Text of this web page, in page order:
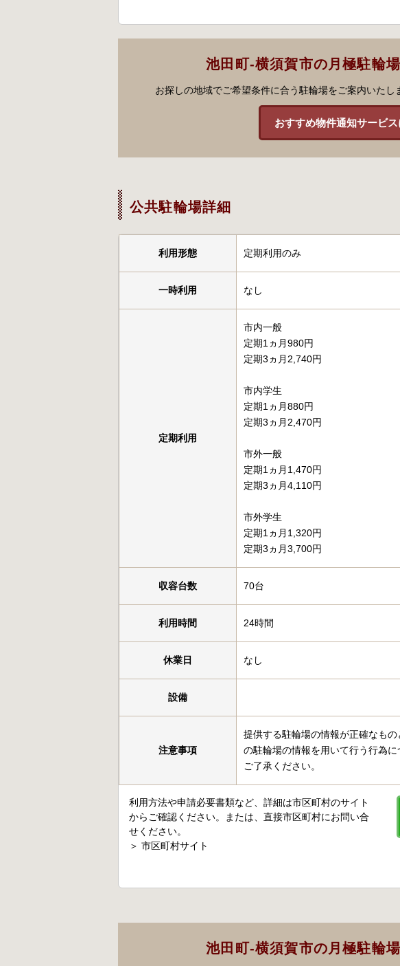
池田町-横須賀市の月極駐輪
お探しの地域でご希望条件に合う駐輪場をご案内いたし
おすすめ物件通知サービ
公共駐輪場詳細
利用形態 定期利用のみ
一時利用 なし
定期利用
市内一般
定期1ヵ月980円
定期3ヵ月2,740円
市内学生
定期1ヵ月880円
定期3ヵ月2,470円
市外一般
定期1ヵ月1,470円
定期3ヵ月4,110円
市外学生
定期1ヵ月1,320円
定期3ヵ月3,700円
収容台数 70台
利用時間 24時間
休業日 なし
設備
注意事項
提供する駐輪場の情報が正確なも
の駐輪場の情報を用いて行う行為
ご了承ください。
利用方法や申請必要書類など、詳細は市区町村のサイト
からご確認ください。または、直接市区町村にお問い合
せください。
＞ 市区町村サイト
池田町-横須賀市の月極駐輪